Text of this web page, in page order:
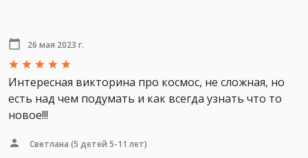
26 мая 2023 г.
Интересная викторина про космос, не сложная, но
есть над чем подумать и как всегда узнать что то
новое!!!
Светлана (5 детей 5-11 лет)